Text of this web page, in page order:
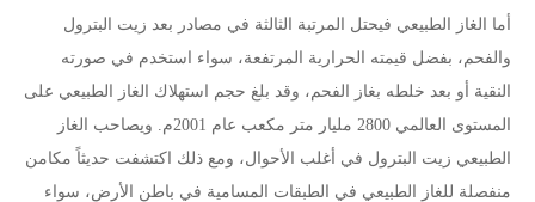
أما الغاز الطبيعي فيحتل المرتبة الثالثة في مصادر بعد زيت البترول
والفحم، بفضل قيمته الحرارية المرتفعة، سواء استخدم في صورته
النقية أو بعد خلطه بغاز الفحم، وقد بلغ حجم استهلاك الغاز الطبيعي على
المستوى العالمي 2800 مليار متر مكعب عام 2001م. ويصاحب الغاز
الطبيعي زيت البترول في أغلب الأحوال، ومع ذلك اكتشفت حديثاً مكامن
منفصلة للغاز الطبيعي في الطبقات المسامية في باطن الأرض، سواء